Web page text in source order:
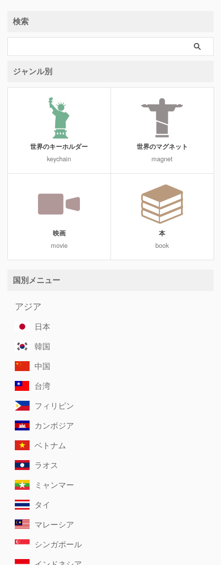
検索
ジャンル別
世界のキーホルダー
keychain
世界のマグネット
magnet
映画
movie
本
book
国別メニュー
アジア
日本
韓国
中国
台湾
フィリピン
カンボジア
ベトナム
ラオス
ミャンマー
タイ
マレーシア
シンガポール